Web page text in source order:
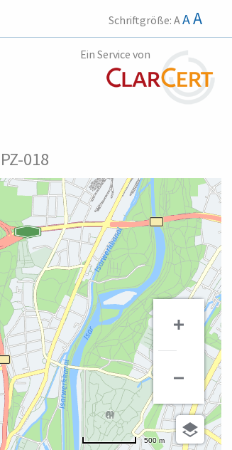
Schriftgröße: AAA
Ein Service von
018
500 m